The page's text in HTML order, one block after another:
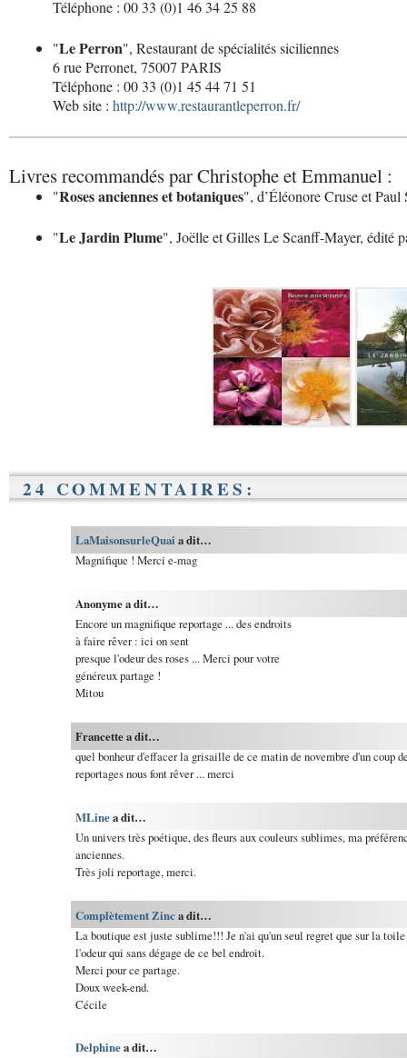
Téléphone : 00 33 (0)1 46 34 25 88
"Le Perron", Restaurant de spécialités siciliennes
6 rue Perronet, 75007 PARIS
Téléphone : 00 33 (0)1 45 44 71 51
Web site : http://www.restaurantleperron.fr/
Livres recommandés par Christophe et Emmanuel :
"Roses anciennes et botaniques", d’Éléonore Cruse et
"Le Jardin Plume", Joëlle et Gilles Le Scanff-Mayer, édité
24 COMMENTAIRES:
LaMaisonsurleQuai a dit…
Magnifique ! Merci e-mag
Anonyme a dit…
Encore un magnifique reportage ... des endroits
à faire rêver : ici on sent
presque l'odeur des roses ... Merci pour votre
généreux partage !
Mitou
Francette a dit…
quel bonheur d'effacer la grisaille de ce matin de novembre d'un coup
reportages nous font rêver ... merci
MLinea dit…
Un univers très poétique, des fleurs aux couleurs sublimes, ma
anciennes.
Très joli reportage, merci.
Complètement Zinca dit…
La boutique est juste sublime!!! Je n'ai qu'un seul regret que sur la toile
l'odeur qui sans dégage de ce bel endroit.
Merci pour ce partage.
Doux week-end.
Cécile
Delphinea dit…